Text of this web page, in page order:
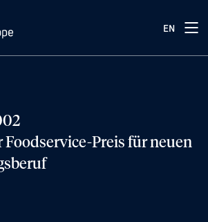
EN
Foodservice-Preis für neuen